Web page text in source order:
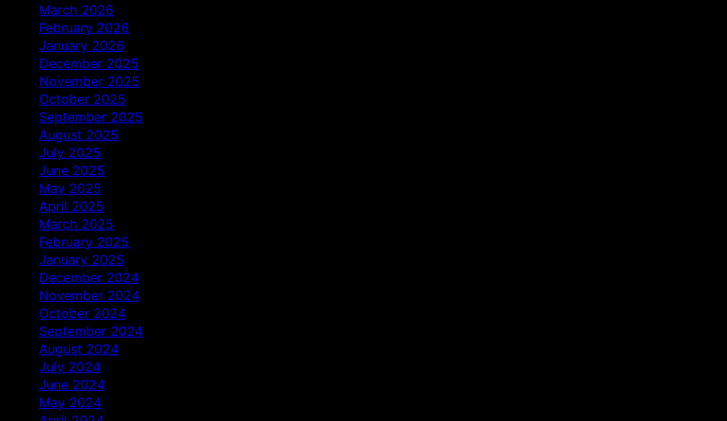
March 2026
February 2026
January 2026
December 2025
November 2025
October 2025
September 2025
August 2025
July 2025
June 2025
May 2025
April 2025
March 2025
February 2025
January 2025
December 2024
November 2024
October 2024
September 2024
August 2024
July 2024
June 2024
May 2024